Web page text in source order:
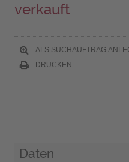
verkauft
ALS SUCHAUFTRAG
DRUCKEN
Daten